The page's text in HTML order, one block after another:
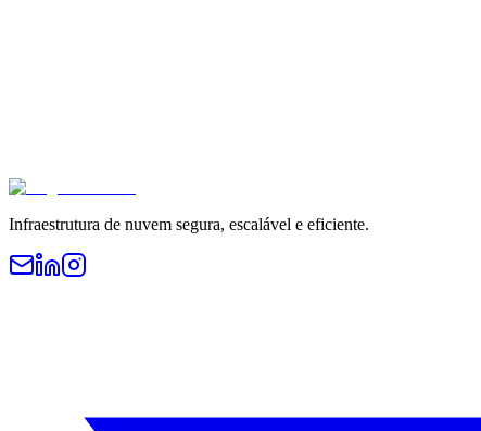
Infraestrutura de nuvem segura, escalável e eficiente.